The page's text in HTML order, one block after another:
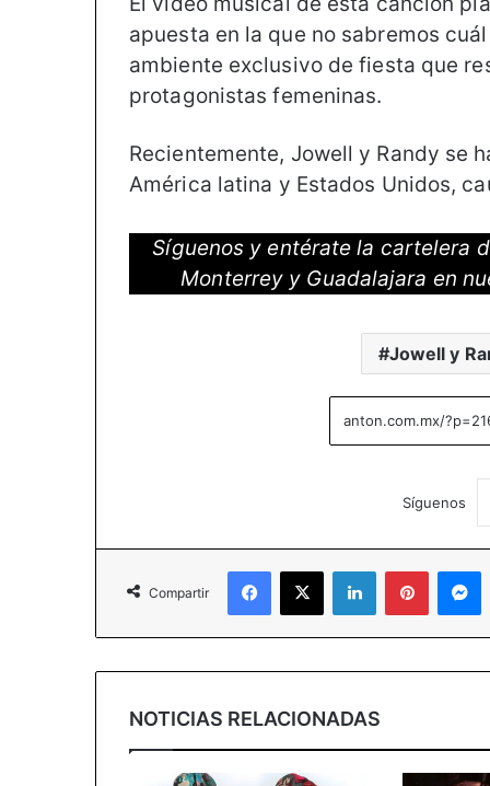
apuesta en la que no sabremos
ambiente exclusivo de fiesta que
protagonistas femeninas.
Recientemente, Jowell y Randy se
América latina y Estados Unidos,
Síguenos y entérate la cartelera
Monterrey y Guadalajara en
Jowell y
Síguenos
Compartir
Facebook
X LinkedInPinterest
NOTICIAS RELACIONADAS